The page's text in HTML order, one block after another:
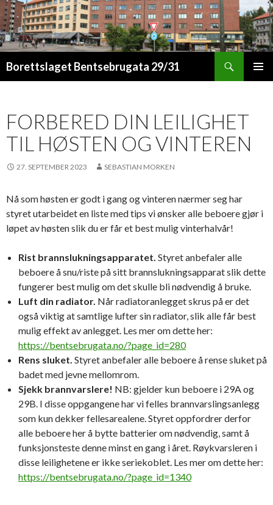
Borettslaget Bentsebrugata 29/31
FORBERED DIN LEILIGHET
TIL HØSTEN OG VINTEREN
27. SEPTEMBER 2023 SEBASTIAN MORKEN
Nå som høsten er godt i gang og vinteren nærmer seg har
styret utarbeidet en liste med tips vi ønsker alle beboere gjør i
løpet av høsten slik du er får et best mulig vinterhalvår!
Rist brannslukningsapparatet. Styret anbefaler alle
beboere å snu/riste på sitt brannslukningsapparat slik dette
fungerer best mulig om det skulle bli nødvendig å bruke.
Luft din radiator. Når radiatoranlegget skrus på er det
også viktig at samtlige lufter sin radiator, slik alle får best
mulig effekt av anlegget. Les mer om dette her:
https://bentsebrugata.no/?page_id=280
Rens sluket. Styret anbefaler alle beboere å rense sluket på
badet med jevne mellomrom.
Sjekk brannvarslere! NB: gjelder kun beboere i 29A og
29B. I disse oppgangene har vi felles brannvarslingsanlegg
som kun dekker fellesarealene. Styret oppfordrer derfor
alle beboere her å bytte batterier om nødvendig, samt å
funksjonsteste denne minst en gang i året. Røykvarsleren i
disse leilighetene er ikke seriekoblet. Les mer om dette her:
https://bentsebrugata.no/?page_id=1340